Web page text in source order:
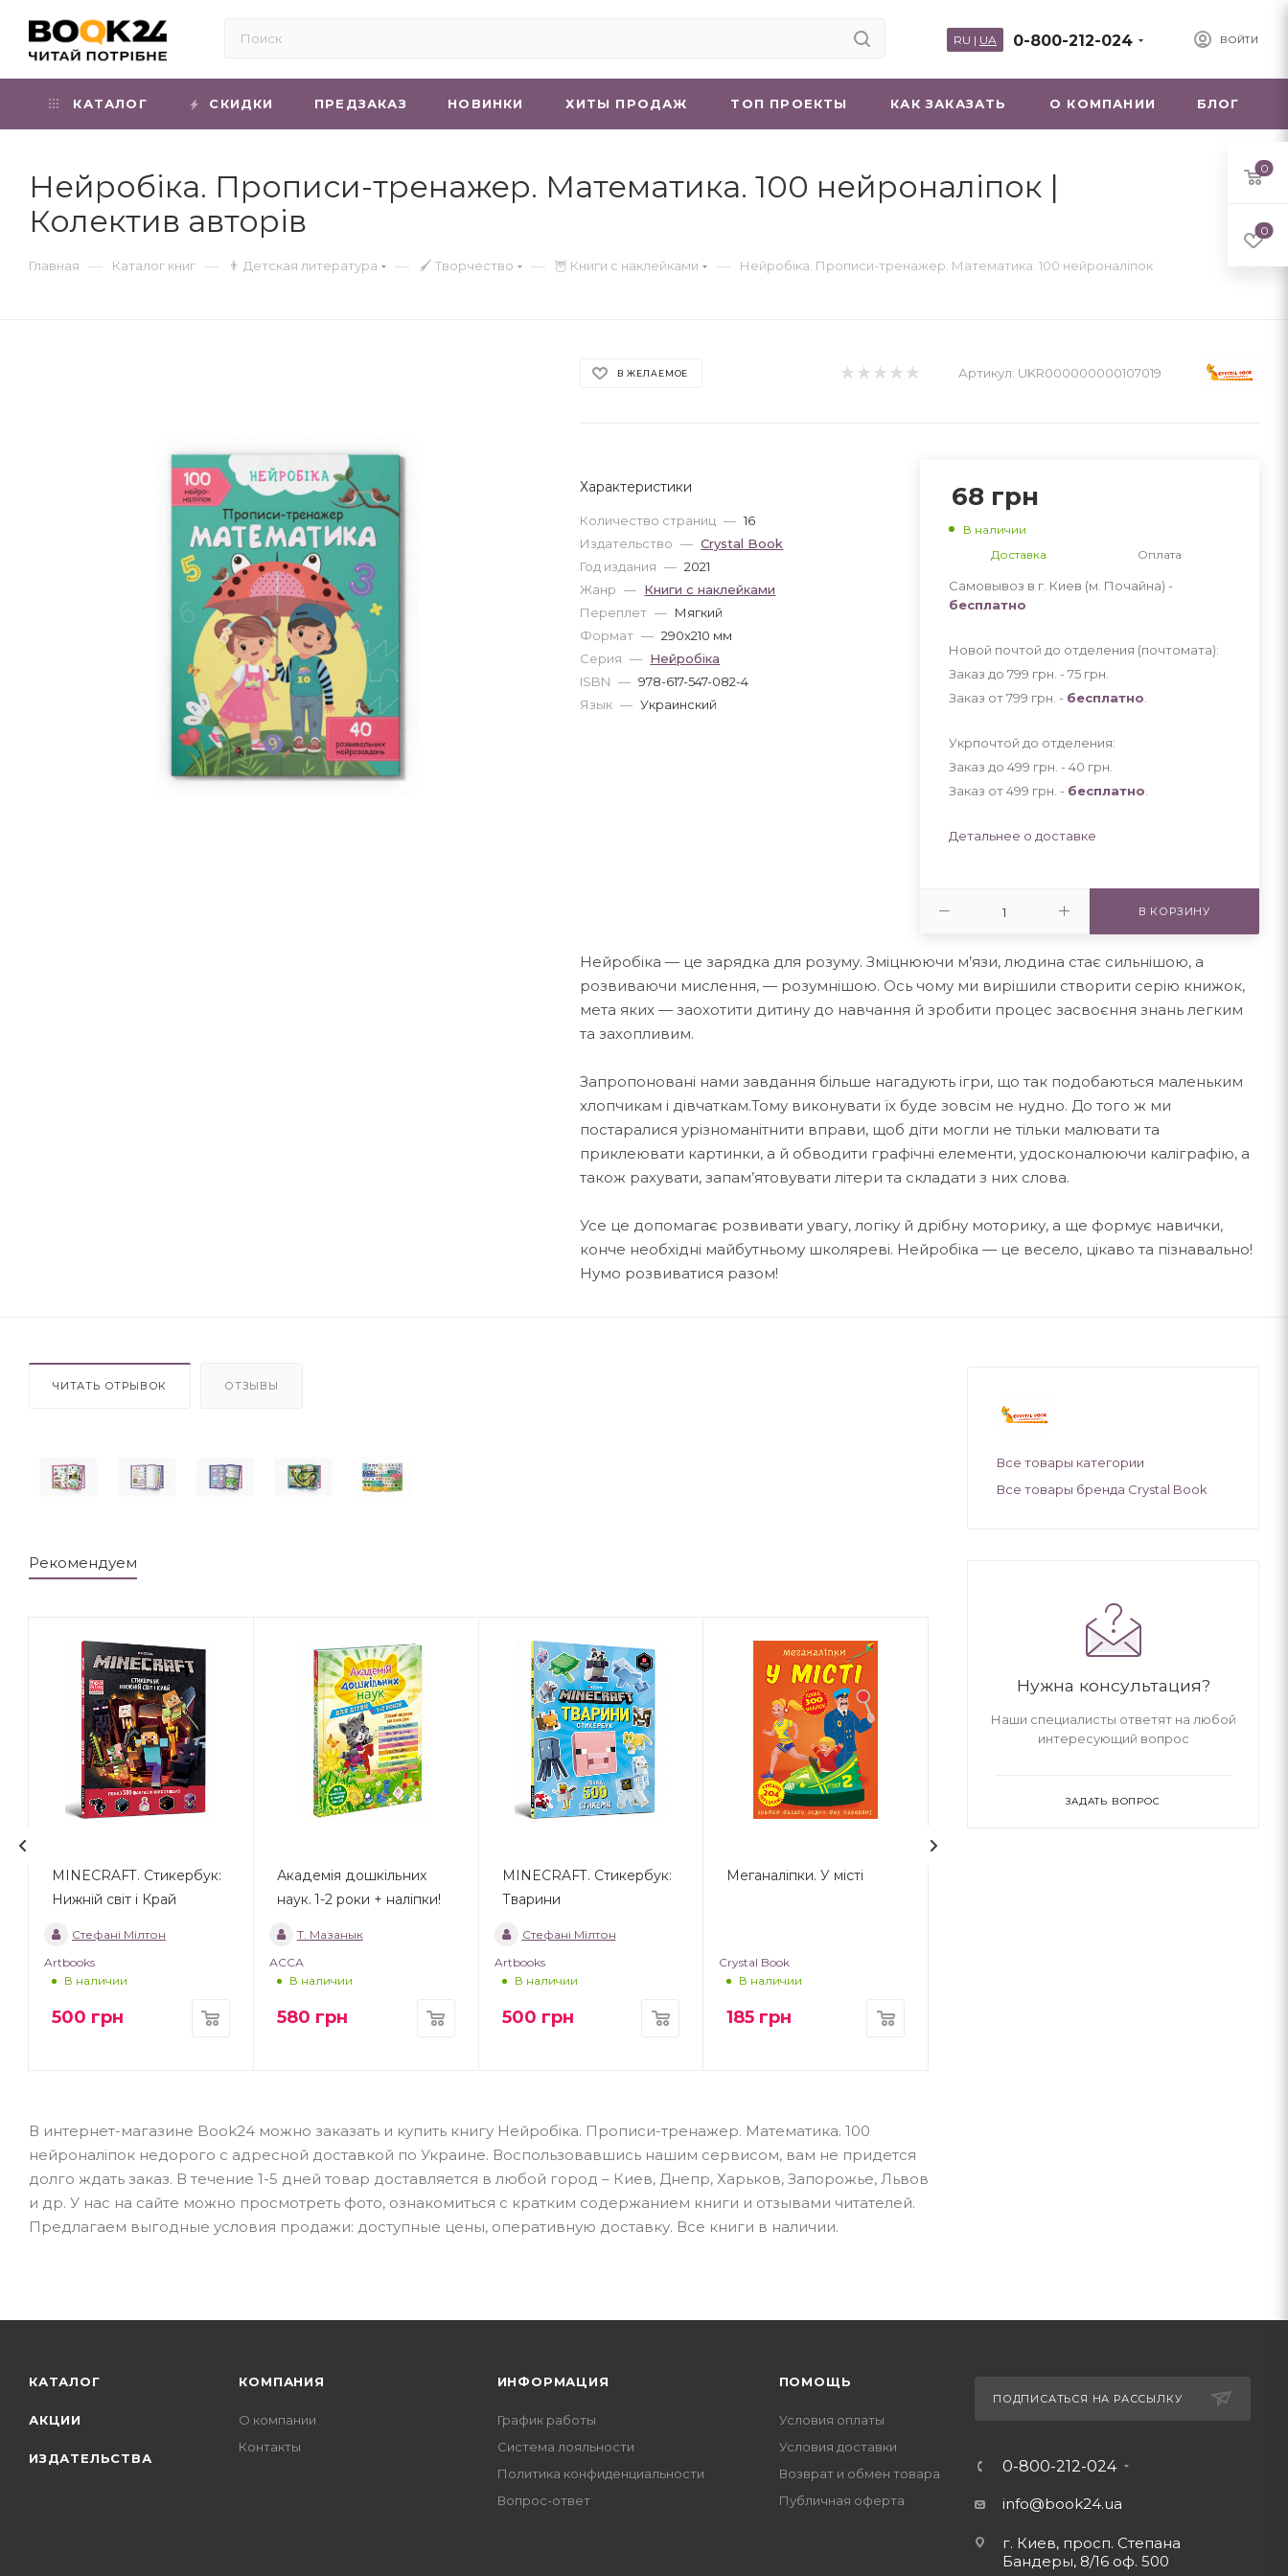
ВОЙТИ
0-800-212-024
RU | UA
КАТАЛОГ СКИДКИ ПРЕДЗАКАЗ НОВИНКИ ХИТЫ ПРОДАЖ ТОП ПРОЕКТЫ КАК ЗАКАЗАТЬ О КОМПАНИИ БЛОГ
Нейробіка. Прописи-тренажер. Математика. 100 нейроналіпок |
Колектив авторів
Главная — Каталог книг — 👨 Детская литература — 🖌 Творчество — 🦉 Книги с наклейками — Нейробіка. Прописи-тренажер. Математика. 100 нейроналіпок
В ЖЕЛАЕМОЕ Артикул: UKR000000000107019
Характеристики
Количество страниц — 16
Издательство — Crystal Book
Год издания — 2021
Жанр — Книги с наклейками
Переплет — Мягкий
Формат — 290x210 мм
Серия — Нейробіка
ISBN — 978-617-547-082-4
Язык — Украинский
68 грн
В наличии
Доставка
Оплата
Самовывоз в г. Киев (м. Почайна) -
бесплатно
Новой почтой до отделения (почтомата):
Заказ до 799 грн. - 75 грн
Заказ от 799 грн. - бесплатно
Укрпочтой до отделения:
Заказ до 499 грн. - 40 грн
Заказ от 499 грн. - бесплатно
Детальнее о доставке
В КОРЗИНУ
Нейробіка — це зарядка для розуму. Зміцнюючи м’язи, людина стає сильнішою, а
розвиваючи мислення, — розумнішою. Ось чому ми вирішили створити серію книжок,
мета яких — заохотити дитину до навчання й зробити процес засвоєння знань легким
та захопливим.
Запропоновані нами завдання більше нагадують ігри, що так подобаються маленьким
хлопчикам і дівчаткам.Тому виконувати їх буде зовсім не нудно. До того ж ми
постаралися урізноманітнити вправи, щоб діти могли не тільки малювати та
приклеювати картинки, а й обводити графічні елементи, удосконалюючи каліграфію, а
також рахувати, запам’ятовувати літери та складати з них слова.
Усе це допомагає розвивати увагу, логіку й дрібну моторику, а ще формує навички,
конче необхідні майбутньому школяреві. Нейробіка — це весело, цікаво та пізнавально!
Нумо розвиватися разом!
ЧИТАТЬ ОТРЫВОК ОТЗЫВЫ
Рекомендуем
MINECRAFT. Стикербук:
Нижній світ і Край
Стефані Мілтон
Artbooks
В наличии
500 грн
Академія дошкільних
наук. 1-2 роки + наліпки!
Т. Мазанык
АССА
В наличии
580 грн
MINECRAFT. Стикербук:
Тварини
Стефані Мілтон
Artbooks
В наличии
500 грн
Меганаліпки. У місті
Crystal Book
В наличии
185 грн
В интернет-магазине Book24 можно заказать и купить книгу Нейробіка. Прописи-тренажер. Математика. 100
нейроналіпок недорого с адресной доставкой по Украине. Воспользовавшись нашим сервисом, вам не придется
долго ждать заказ. В течение 1-5 дней товар доставляется в любой город – Киев, Днепр, Харьков, Запорожье, Львов
и др. У нас на сайте можно просмотреть фото, ознакомиться с кратким содержанием книги и отзывами читателей.
Предлагаем выгодные условия продажи: доступные цены, оперативную доставку. Все книги в наличии.
Все товары категории
Все товары бренда Crystal Book
Нужна консультация?
Наши специалисты ответят на любой
интересующий вопрос
ЗАДАТЬ ВОПРОС
КАТАЛОГ
АКЦИИ
ИЗДАТЕЛЬСТВА
КОМПАНИЯ
О компании
Контакты
ИНФОРМАЦИЯ
График работы
Система лояльности
Политика конфиденциальности
Вопрос-ответ
ПОМОЩЬ
Условия оплаты
Условия доставки
Возврат и обмен товара
Публичная оферта
ПОДПИСАТЬСЯ НА РАССЫЛКУ
0-800-212-024
info@book24.ua
г. Киев, просп. Степана
Бандеры, 8/16 оф. 500
0
0